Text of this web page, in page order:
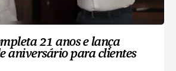
21 anos e lança
aniversário para clientes